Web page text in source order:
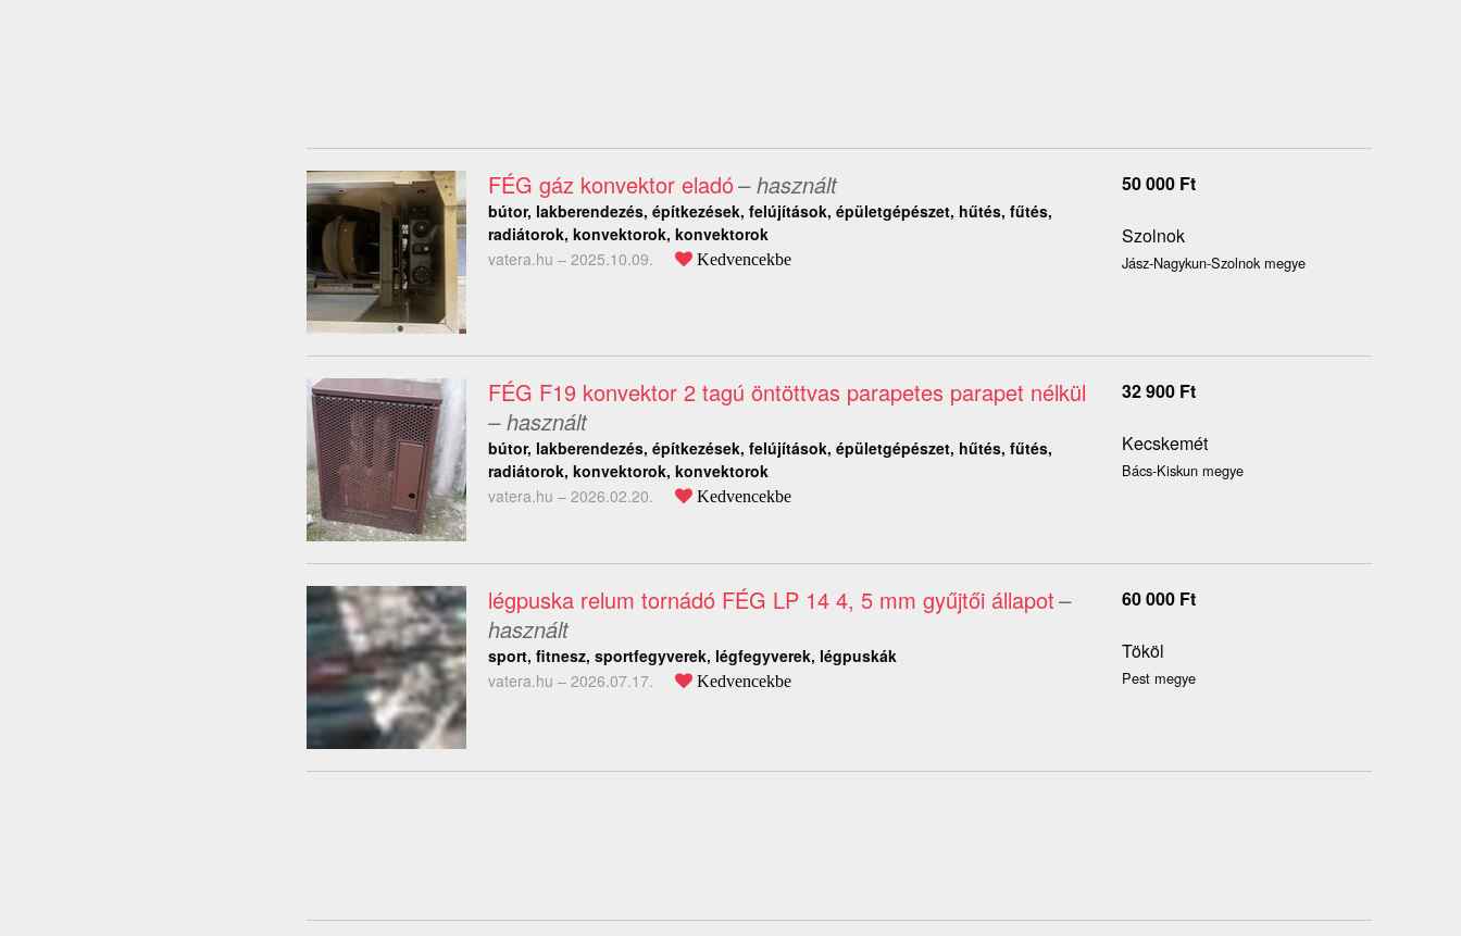
FÉG gáz konvektor eladó– használt
bútor, lakberendezés, építkezések, felújítások, épületgépészet, hűtés, fűtés,
radiátorok, konvektorok, konvektorok
vatera.hu – 2025.10.09. Kedvencekbe
50 000 Ft
Szolnok
Jász-Nagykun-Szolnok megye
FÉG F19 konvektor 2 tagú öntöttvas parapetes parapet nélkül
– használt
bútor, lakberendezés, építkezések, felújítások, épületgépészet, hűtés, fűtés,
radiátorok, konvektorok, konvektorok
vatera.hu – 2026.02.20. Kedvencekbe
32 900 Ft
Kecskemét
Bács-Kiskun megye
légpuska relum tornádó FÉG LP 14 4, 5 mm gyűjtői állapot–
használt
sport, fitnesz, sportfegyverek, légfegyverek, légpuskák
vatera.hu – 2026.07.17. Kedvencekbe
60 000 Ft
Tököl
Pest megye